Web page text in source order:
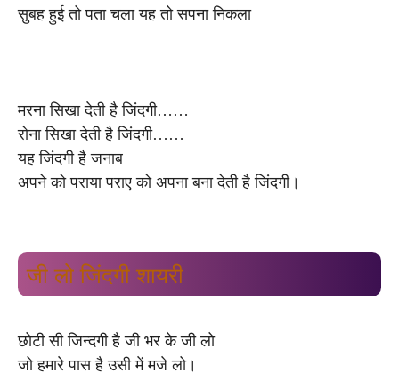
सुबह हुई तो पता चला यह तो सपना निकला
मरना सिखा देती है जिंदगी……
रोना सिखा देती है जिंदगी……
यह जिंदगी है जनाब
अपने को पराया पराए को अपना बना देती है जिंदगी।
जी लो जिंदगी शायरी
छोटी सी जिन्दगी है जी भर के जी लो
जो हमारे पास है उसी में मजे लो।